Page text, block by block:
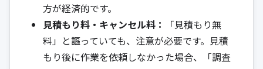
方が経済的です。
見積もり料・キャンセル料：
「見積もり無
料」と謳っていても、注意が必要です。見積
もり後に作業を依頼しなかった場合、「調査